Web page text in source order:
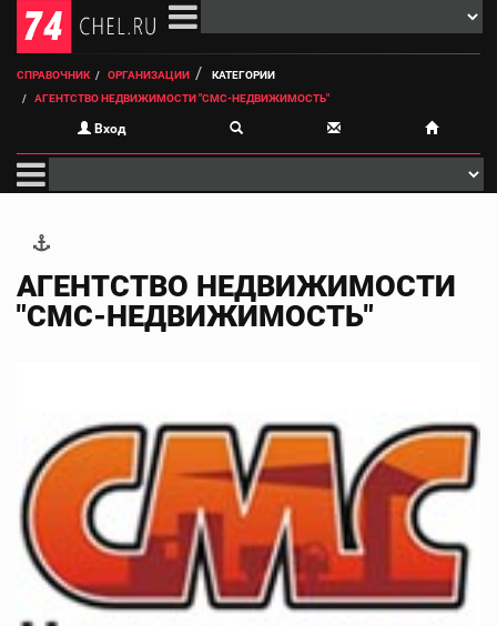
СПРАВОЧНИК ОРГАНИЗАЦИИ
КАТЕГОРИИ
АГЕНТСТВО НЕДВИЖИМОСТИ "СМС-НЕДВИЖИМОСТЬ"
Вход
АГЕНТСТВО НЕДВИЖИМОСТИ
"СМС-НЕДВИЖИМОСТЬ"